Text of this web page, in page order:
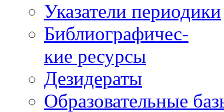
Указатели периодики
Библиографичес-
кие ресурсы
Дезидераты
Образовательные